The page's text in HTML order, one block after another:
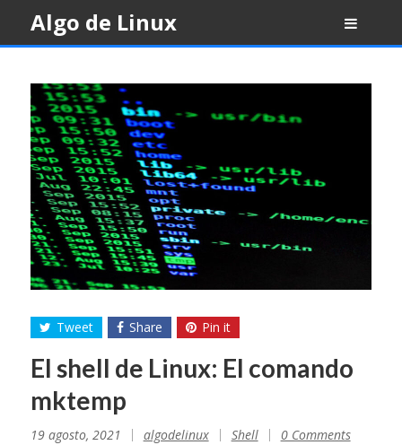
content
Algo de Linux
Tweet Share Pin it
El shell de Linux: El comando
mktemp
19 agosto, 2021 algodelinux Shell 0 Comments